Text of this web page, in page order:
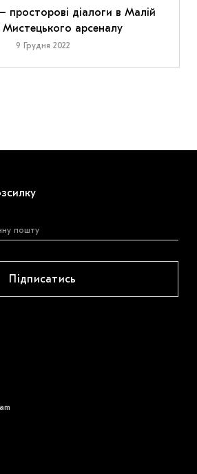
просторові діалоги в Малій
Мистецького арсеналу
9 Грудня 2022
Підписатись